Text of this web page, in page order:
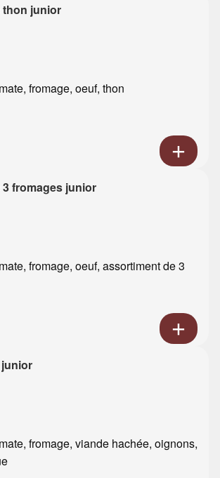
thon junior
fromage, oeuf, thon
3 fromages junior
fromage, oeuf, assortiment de 3
fromage, viande hachée, oignons,